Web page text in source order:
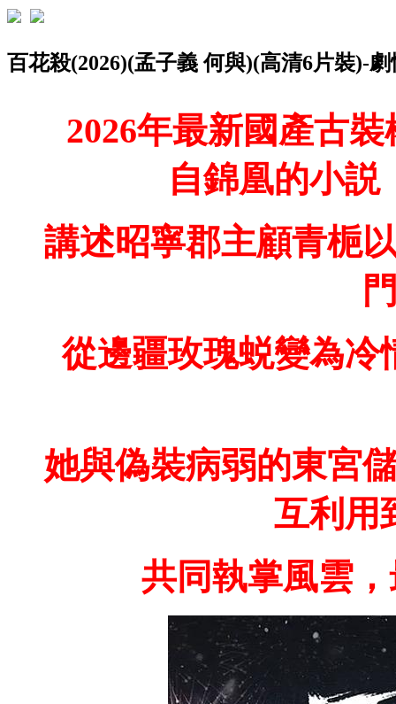
百花殺(2026)(孟子義 何與)(高清6片裝)-
2026年最新國產古
自錦凰的小説
講述昭寧郡主顧青梔
從邊疆玫瑰蜕變為冷
她與偽裝病弱的東宮
互利用
共同執掌風雲